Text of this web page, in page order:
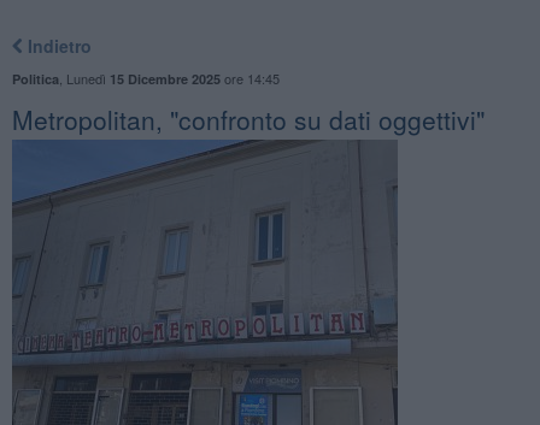
Indietro
Politica Lunedì 15 Dicembre 2025ore 14:45
Metropolitan, "confronto su dati oggettivi"